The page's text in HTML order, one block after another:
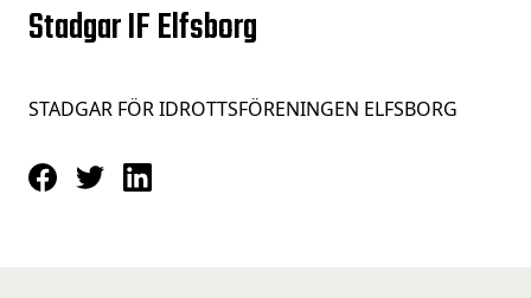
Stadgar IF Elfsborg
STADGAR FÖR IDROTTSFÖRENINGEN ELFSBORG